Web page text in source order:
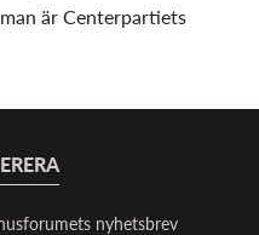
är Centerpartiets
i målet att upp...
nyhetsbrev